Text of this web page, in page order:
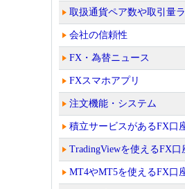
取扱通貨ペア数や取引量
会社の信頼性
FX・為替ニュース
FXスマホアプリ
注文機能・システム
積立サービスがあるFX口
TradingViewを使えるFX口
MT4やMT5を使えるFX口